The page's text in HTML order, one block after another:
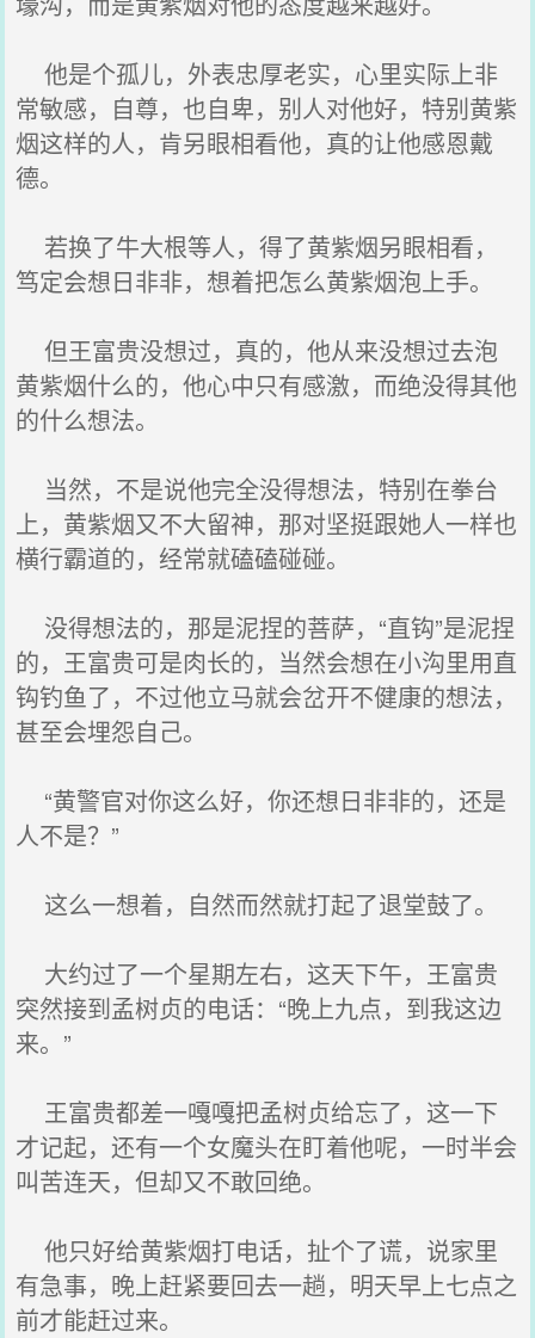
他是个孤儿，外表忠厚老实，心里实际上非
常敏感，自尊，也自卑，别人对他好，特别黄紫
烟这样的人，肯另眼相看他，真的让他感恩戴
德。
若换了牛大根等人，得了黄紫烟另眼相看，
笃定会想日非非，想着把怎么黄紫烟泡上手。
但王富贵没想过，真的，他从来没想过去泡
黄紫烟什么的，他心中只有感激，而绝没得其他
的什么想法。
当然，不是说他完全没得想法，特别在拳台
上，黄紫烟又不大留神，那对坚挺跟她人一样也
横行霸道的，经常就磕磕碰碰。
没得想法的，那是泥捏的菩萨，“直钩”是泥捏
的，王富贵可是肉长的，当然会想在小沟里用直
钩钓鱼了，不过他立马就会岔开不健康的想法，
甚至会埋怨自己。
“黄警官对你这么好，你还想日非非的，还是
人不是？”
这么一想着，自然而然就打起了退堂鼓了。
大约过了一个星期左右，这天下午，王富贵
突然接到孟树贞的电话：“晚上九点，到我这边
来。”
王富贵都差一嘎嘎把孟树贞给忘了，这一下
才记起，还有一个女魔头在盯着他呢，一时半会
叫苦连天，但却又不敢回绝。
他只好给黄紫烟打电话，扯个了谎，说家里
有急事，晚上赶紧要回去一趟，明天早上七点之
前才能赶过来。